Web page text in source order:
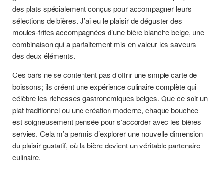
des plats spécialement conçus pour accompagner leurs
sélections de bières. J’ai eu le plaisir de déguster des
moules-frites accompagnées d’une bière blanche belge, une
combinaison qui a parfaitement mis en valeur les saveurs
des deux éléments.
Ces bars ne se contentent pas d’offrir une simple carte de
boissons; ils créent une expérience culinaire complète qui
célèbre les richesses gastronomiques belges. Que ce soit un
plat traditionnel ou une création moderne, chaque bouchée
est soigneusement pensée pour s’accorder avec les bières
servies. Cela m’a permis d’explorer une nouvelle dimension
du plaisir gustatif, où la bière devient un véritable partenaire
culinaire.